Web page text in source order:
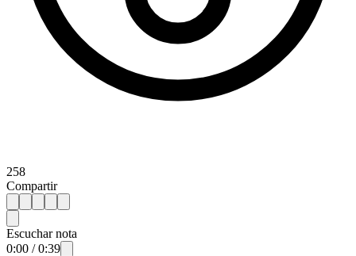
258
Compartir
Escuchar nota
0:00 /0:39